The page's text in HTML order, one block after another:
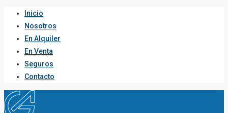
Inicio
Nosotros
En Alquiler
En Venta
Seguros
Contacto